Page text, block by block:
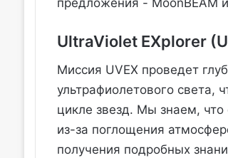
предложения - MoonBEAM
UltraViolet EXplorer
Миссия UVEX проведет
ультрафиолетового света,
цикле звезд. Мы знаем,
из-за поглощения
получения подробных